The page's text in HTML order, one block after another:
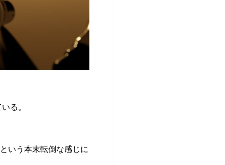
る。
いう本末転倒な感じに